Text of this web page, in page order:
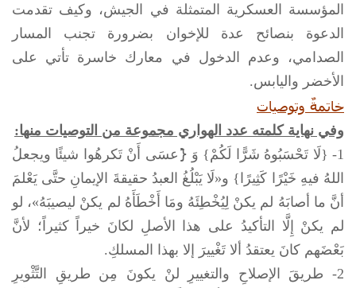
المؤسسة العسكرية المتمثلة في الجيش، وكيف تقدمت
الدعوة بنصائح عدة للإخوان بضرورة تجنب المسار
الصدامي، وعدم الدخول في معارك خاسرة تأتي على
الأخضر واليابس.
خاتمةٌ وتوصيات
وفي نهاية كلمته عدد الهواري مجموعة من التوصيات منها:
1- {لَا تَحْسَبُوهُ شَرًّا لَكُمْ} وَ {َعسَى أَنْ تَكرهُوا شيئًا ويجعلُ
اللهُ فيهِ خَيْرًا كَثِيرًا} و«لَا يَبْلُغُ العبدُ حقيقةَ الإيمانِ حتَّى يَعْلمَ
أنَّ ما أصابَهُ لم يكنْ لِيُخْطِئَهُ ومَا أَخْطَأَهُ لم يكنْ ليصيبَهُ»، لو
لم يكنْ إِلَّا التأكيدُ على هذا الأصلِ لكانَ خيراً كثيراً؛ لأنَّ
بَعْضَهم كانَ يعتقدُ ألا تَغْييرَ إلا بهذا المسلكِ.
2- طريقَ الإصلاحِ والتغييرِ لنْ يكونَ مِن طريقِ التَّثْويرِ